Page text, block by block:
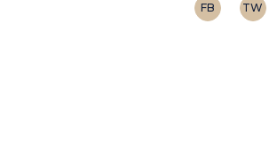
FB TW